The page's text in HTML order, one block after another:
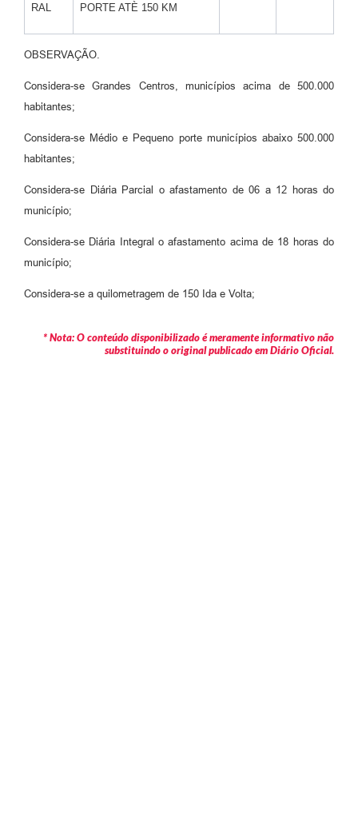
RAL
PORTE ATÈ 150 KM
OBSERVAÇÃO.
Considera-se Grandes Centros, municípios acima de 500.000
habitantes;
Considera-se Médio e Pequeno porte municípios abaixo 500.000
habitantes;
Considera-se Diária Parcial o afastamento de 06 a 12 horas do
município;
Considera-se Diária Integral o afastamento acima de 18 horas do
município;
Considera-se a quilometragem de 150 Ida e Volta;
* Nota: O conteúdo disponibilizado é meramente informativo não
substituindo o original publicado em Diário Oficial.